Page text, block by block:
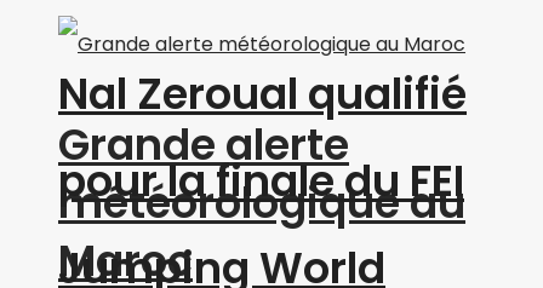
Grande alerte
météorologique au
Maroc
Nal Zeroual qualifié
pour la finale du FEI
Jumping World